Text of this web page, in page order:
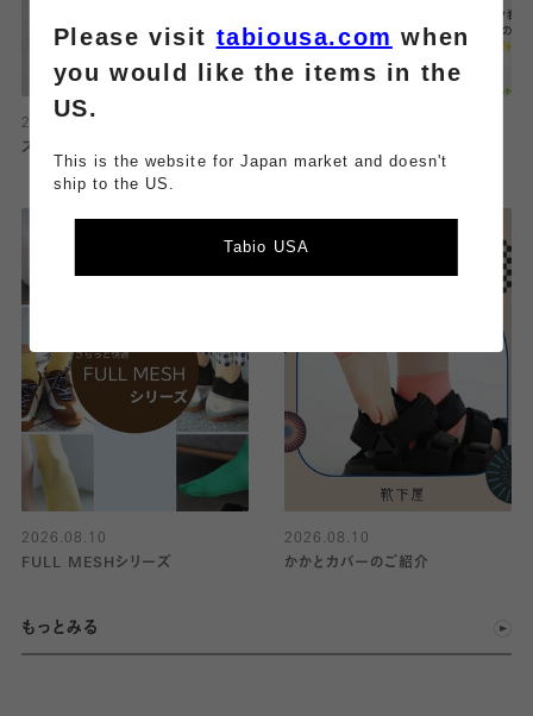
2026.08.10
ストッキング感覚で履ける靴下
2026.08.10
FULL MESHシリーズ
2026.08.10
かかとカバーのご紹介
もっとみる
Please visit tabiousa.com when
you would like the items in the
US.
This is the website for Japan market and doesn't
ship to the US.
Tabio USA